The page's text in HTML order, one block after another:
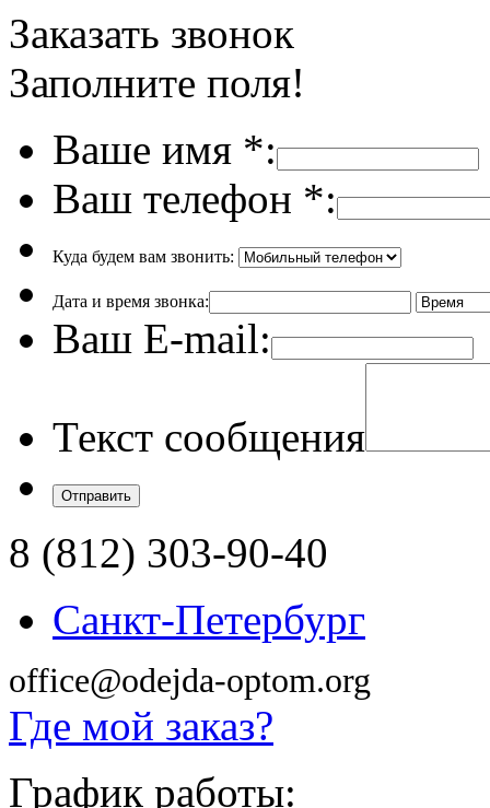
Заказать звонок
Заполните поля!
Ваше имя *:
Ваш телефон *:
Куда будем вам звонить:
Дата и время звонка:
Ваш E-mail:
Текст сообщения
8 (812) 303-90-40
Санкт-Петербург
office@odejda-optom.org
Где мой заказ?
График работы: